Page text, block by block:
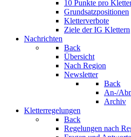
10 Punkte pro
Grundsatzpositionen
Kletterverbote
Ziele der IG Klettern
Nachrichten
Back
Übersicht
Nach Region
Newsletter
Back
An-/
Archiv
Kletterregelungen
Back
Regelungen nach